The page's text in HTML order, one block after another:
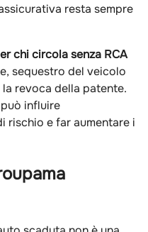
resta sempre
chi circola senza RCA
sequestro del veicolo
revoca della patente.
influire
rischio e far aumentare i